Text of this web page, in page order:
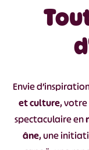
Envie
et culture, votre
spectaculaire en
âne, une